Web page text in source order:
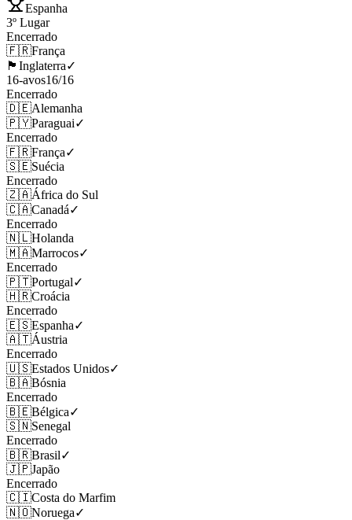
Espanha
3º Lugar
Encerrado
🇫🇷França
🏴󠁧󠁢󠁥󠁮󠁧󠁿 Inglaterra✓
16-avos16/16
Encerrado
🇩🇪Alemanha
🇵🇾Paraguai✓
Encerrado
🇫🇷França✓
🇸🇪Suécia
Encerrado
🇿🇦África do Sul
🇨🇦Canadá✓
Encerrado
🇳🇱Holanda
🇲🇦Marrocos✓
Encerrado
🇵🇹Portugal✓
🇭🇷Croácia
Encerrado
🇪🇸Espanha✓
🇦🇹Áustria
Encerrado
🇺🇸Estados Unidos✓
🇧🇦Bósnia
Encerrado
🇧🇪Bélgica✓
🇸🇳Senegal
Encerrado
🇧🇷Brasil✓
🇯🇵Japão
Encerrado
🇨🇮Costa do Marfim
🇳🇴Noruega✓